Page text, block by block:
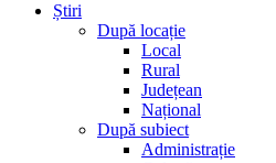
Știri
După locație
Local
Rural
Județean
Național
După subiect
Administrație